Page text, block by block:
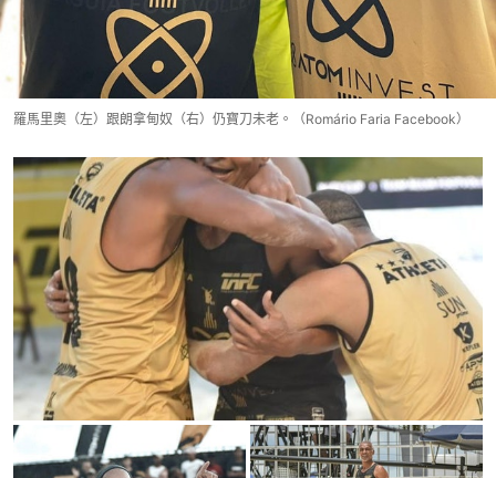
羅馬里奧（左）跟朗拿甸奴（右）仍寶刀未老。（Romário Faria Facebook）